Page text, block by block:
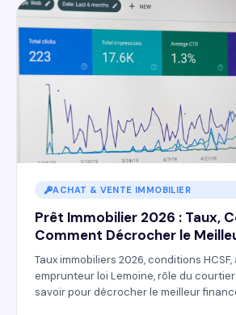
ACHAT & VENTE IMMOBILIER
Prêt Immobilier 2026 : Taux,
Comment Décrocher le
Taux immobiliers 2026, conditions
emprunteur loi Lemoine, rôle du
savoir pour décrocher le meilleur